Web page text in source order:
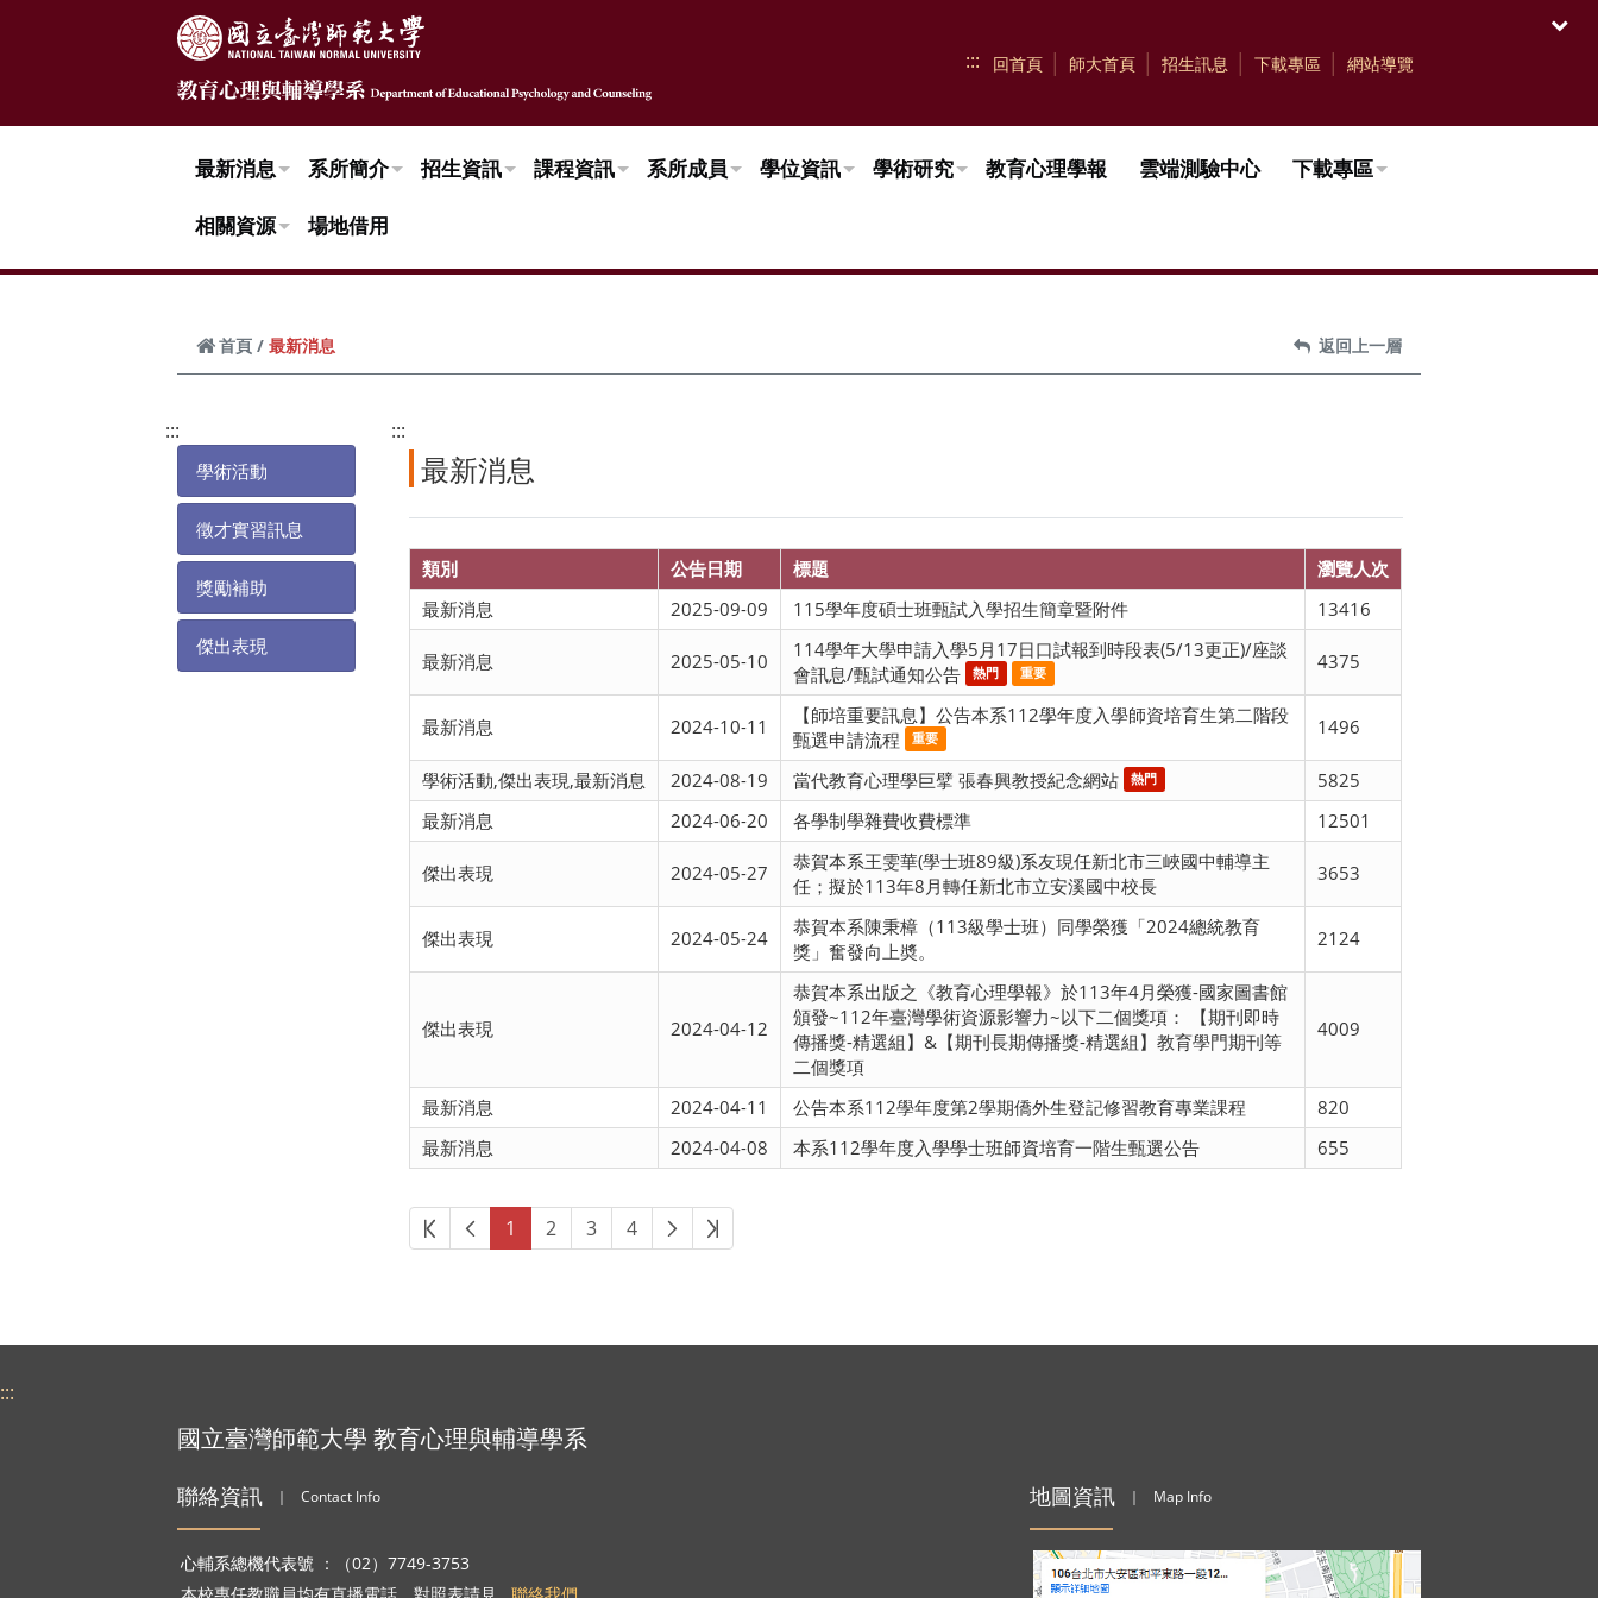
::: 回首頁 師大首頁 招生訊息 下載專區 網站導覽
最新消息 系所簡介 招生資訊 課程資訊 系所成員 學位資訊 學術研究 教育心理學報 雲端測驗中心 下載專區
相關資源 場地借用
首頁 最新消息 返回上一層
:::
學術活動
徵才實習訊息
獎勵補助
傑出表現
:::
最新消息
類別 公告日期 標題
瀏覽人次
最新消息
2025-09-09 115學年度碩士班甄試入學招生簡章暨附件 13416
最新消息 2025-05-10
114學年大學申請入學5月17日口試報到時段表(5/13更正)/座談
會訊息/甄試通知公告
熱門 重要
4375
最新消息 2024-10-11
【師培重要訊息】公告本系112學年度入學師資培育生第二階段
甄選申請流程
重要
1496
學術活動,傑出表現,最新消息 2024-08-19 當代教育心理學巨擘 張春興教授紀念網站 熱門
5825
最新消息
2024-06-20 各學制學雜費收費標準 12501
傑出表現 2024-05-27
恭賀本系王雯華(學士班89級)系友現任新北市三峽國中輔導主
任；擬於113年8月轉任新北市立安溪國中校長
3653
傑出表現 2024-05-24
恭賀本系陳秉樟（113級學士班）同學榮獲「2024總統教育
獎」奮發向上奬。
2124
傑出表現 2024-04-12
恭賀本系出版之《教育心理學報》於113年4月榮獲-國家圖書館
頒發~112年臺灣學術資源影響力~以下二個獎項： 【期刊即時
傳播獎-精選組】&【期刊長期傳播獎-精選組】教育學門期刊等
二個獎項
4009
最新消息 2024-04-11 公告本系112學年度第2學期僑外生登記修習教育專業課程
820
最新消息
2024-04-08 本系112學年度入學學士班師資培育一階生甄選公告 655
第一頁上一頁
1 2 3 4 下一頁最後頁
:::
國立臺灣師範大學 教育心理與輔導學系
聯絡資訊 ｜ Contact Info
心輔系總機代表號 ：（02）7749-3753
地圖資訊 ｜ Map Info